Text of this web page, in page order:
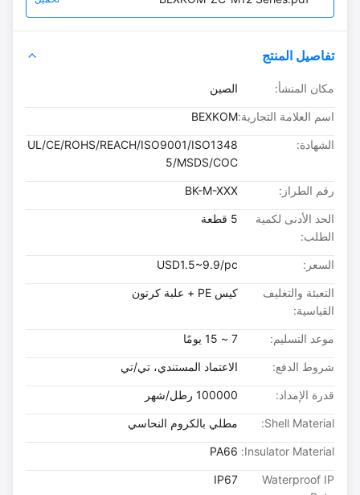
تفاصيل المنتج
مكان المنشأ: الصين
اسم العلامة التجارية:BEXKOM
الشهادة:
UL/CE/ROHS/REACH/ISO9001/ISO1348
5/MSDS/COC
رقم الطراز: BK-M-XXX
الحد الأدنى لكمية
الطلب:
5 قطعة
السعر: USD1.5~9.9/pc
التعبئة والتغليف
القياسية:
كيس PE + علبة كرتون
موعد التسليم:
شروط الدفع: الاعتماد المستندي، تي/تي
قدرة الإمداد: 100000 رطل/شهر
Shell Material: مطلي بالكروم النحاسي
Insulator Material:
PA66
Waterproof IP
IP67